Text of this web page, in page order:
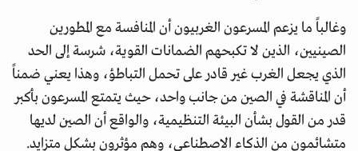
وغالباً ما يزعم المسرعون الغربيون أن المنافسة مع المطورين
الصينيين، الذين لا تكبحهم الضمانات القوية، شرسة إلى الحد
الذي يجعل الغرب غير قادر على تحمل التباطؤ، وهذا يعني ضمناً
أن المناقشة في الصين من جانب واحد، حيث يتمتع المسرعون بأكبر
قدر من القول بشأن البيئة التنظيمية، والواقع أن الصين لديها
متشائمون من الذكاء الاصطناعي، وهم مؤثرون بشكل متزايد.